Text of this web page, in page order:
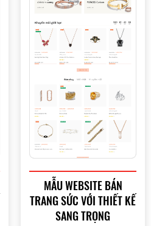
MẪU WEBSITE BÁN
TRANG SỨC VỚI THIẾT KẾ
SANG TRỌNG